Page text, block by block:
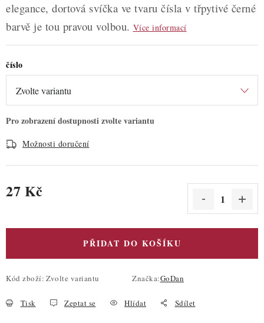
elegance, dortová svíčka ve tvaru čísla v třpytivé černé
barvě je tou pravou volbou. Více informací
číslo
Možnosti doručení
27 Kč
PŘIDAT DO KOŠÍKU
Kód zboží: Zvolte variantu Značka:GoDan
Tisk Zeptat se Hlídat Sdílet